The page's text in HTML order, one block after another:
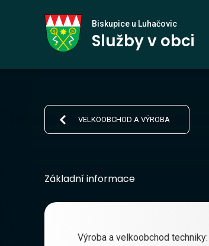
Biskupice
u Luhačovic
Biskupice u Luhačovic
Služby v obci
VELKOOBCHOD A VÝROBA
Základní informace
Výroba a velkoobchod techniky: